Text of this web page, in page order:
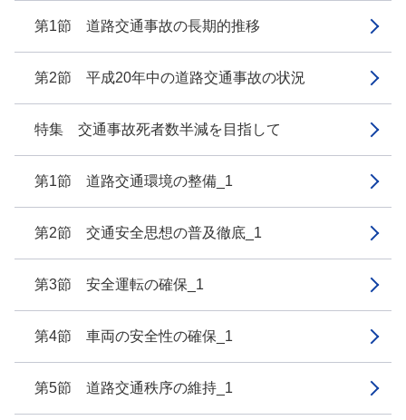
第1節 道路交通事故の長期的推移
第2節 平成20年中の道路交通事故の状況
特集 交通事故死者数半減を目指して
第1節 道路交通環境の整備_1
第2節 交通安全思想の普及徹底_1
第3節 安全運転の確保_1
第4節 車両の安全性の確保_1
第5節 道路交通秩序の維持_1